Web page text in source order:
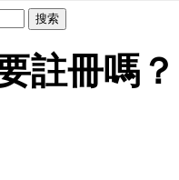
搜索
註冊嗎？